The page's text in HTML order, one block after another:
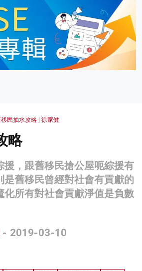
民抽水攻略 | 徐家健
略
援，跟舊移民搶公屋呃綜援有
是舊移民曾經對社會有貢獻的
化所有對社會貢獻淨值是負數
- 2019-03-10